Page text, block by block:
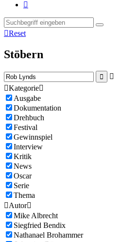

Reset
Stöbern


Kategorie
Ausgabe
Dokumentation
Drehbuch
Festival
Gewinnspiel
Interview
Kritik
News
Oscar
Serie
Thema
Autor
Mike Albrecht
Siegfried Bendix
Nathanael Brohammer